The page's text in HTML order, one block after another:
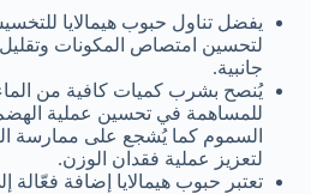
يفضل تناول حبوب هيمالايا
لتحسين امتصاص المكونات
جانبية.
يُنصح بشرب كميات كافية من
للمساهمة في تحسين عملية
السموم كما يُشجع على ممارسة
لتعزيز عملية فقدان الوزن.
تعتبر حبوب هيمالايا إضافة